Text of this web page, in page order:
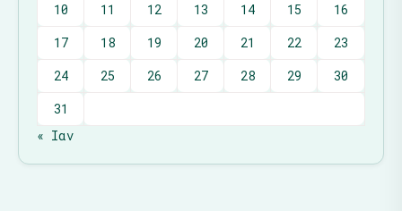
10
11 12 13 14 15
16
17
18 19 20 21 22
23
24
25 26 27 28 29
30
31
« Ιαν